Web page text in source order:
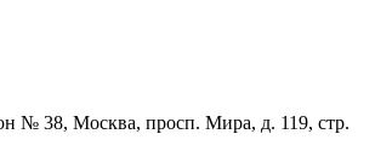
№ 38, Москва, просп. Мира, д. 119, стр.